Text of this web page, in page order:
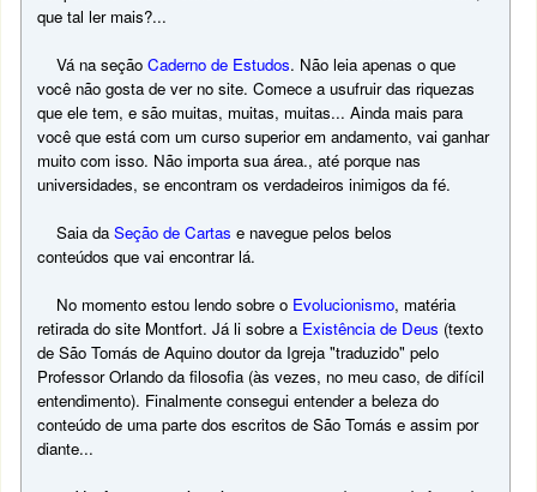
que tal ler mais?...
Vá na seçãoCaderno de Estudos. Não leia apenas o que
você não gosta de ver no site. Comece a usufruir das riquezas
que ele tem, e são muitas, muitas, muitas... Ainda mais para
você que está com um curso superior em andamento, vai ganhar
muito com isso. Não importa sua área., até porque nas
universidades, se encontram os verdadeiros inimigos da fé.
Saia daSeção de Cartas e navegue pelos belos
conteúdos que vai encontrar lá.
No momento estou lendo sobre o Evolucionismo, matéria
retirada do site Montfort. Já li sobre a Existência de Deus (texto
de São Tomás de Aquino doutor da Igreja "traduzido" pelo
Professor Orlando da filosofia (às vezes, no meu caso, de difícil
entendimento). Finalmente consegui entender a beleza do
conteúdo de uma parte dos escritos de São Tomás e assim por
diante...